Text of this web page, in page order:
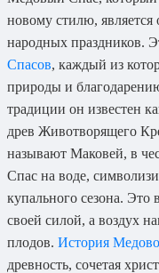
новому стилю,
народных праздников.
Спасов, каждый из
природы и
традиции он известен
древ Животворящего
называют Маковей, в
Спас на воде,
купального сезона. Это
своей силой, а воздух
плодов. История
древность, сочетая